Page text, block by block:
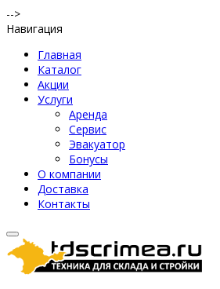
-->
Навигация
Главная
Каталог
Акции
Услуги
Аренда
Сервис
Эвакуатор
Бонусы
О компании
Доставка
Контакты